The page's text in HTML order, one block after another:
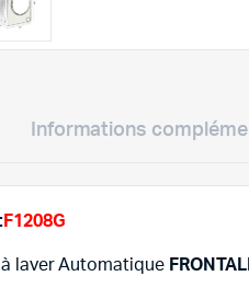
Informations
F1208G
laver Automatique